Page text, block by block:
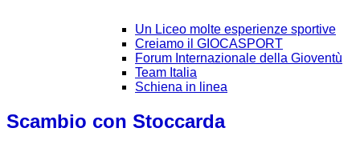
Un Liceo molte esperienze sportive
Creiamo il GIOCASPORT
Forum Internazionale della Gioventù
Team Italia
Schiena in linea
Scambio con Stoccarda